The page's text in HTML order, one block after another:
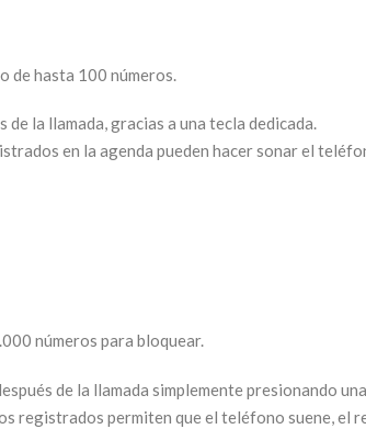
de hasta 100 números.
de la llamada, gracias a una tecla dedicada.
en la agenda pueden hacer sonar el
números para bloquear.
de la llamada simplemente presionando
registrados permiten que el teléfono suene, el